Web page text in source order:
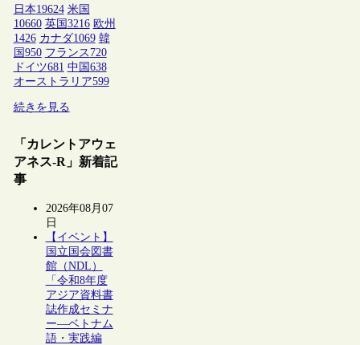
日本19624 米国
10660 英国 3216 欧州
1426 カナダ1069 韓
国 950 フランス 720
ドイツ681 中国 638
オーストラリア599
続きを見る
「カレントアウェ
アネス-R」新着記
事
2026年08月07
日
【イベント】
国立国会図書
館（NDL）
「令和8年度
アジア資料書
誌作成セミナ
ー―ベトナム
語・実践編